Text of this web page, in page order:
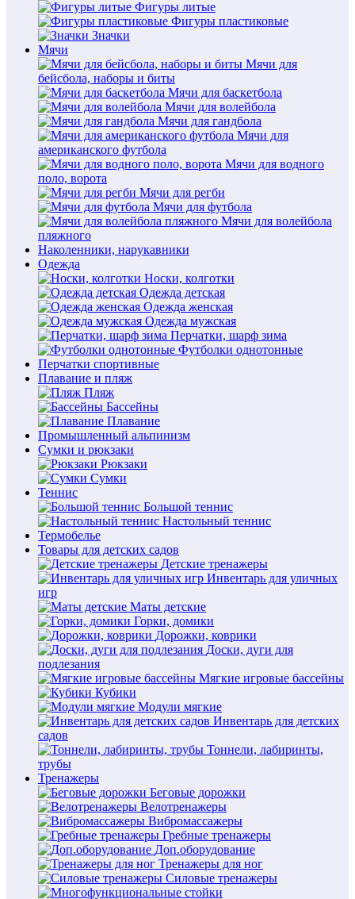
Фигуры литые
Фигуры пластиковые
Значки
Мячи
Мячи для
бейсбола, наборы и биты
Мячи для баскетбола
Мячи для волейбола
Мячи для гандбола
Мячи для
американского футбола
Мячи для водного
поло, ворота
Мячи для регби
Мячи для футбола
Мячи для волейбола
пляжного
Наколенники, нарукавники
Одежда
Носки, колготки
Одежда детская
Одежда женская
Одежда мужская
Перчатки, шарф зима
Футболки однотонные
Перчатки спортивные
Плавание и пляж
Пляж
Бассейны
Плавание
Промышленный альпинизм
Сумки и рюкзаки
Рюкзаки
Сумки
Теннис
Большой теннис
Настольный теннис
Термобелье
Товары для детских садов
Детские тренажеры
Инвентарь для уличных
игр
Маты детские
Горки, домики
Дорожки, коврики
Доски, дуги для
подлезания
Мягкие игровые бассейны
Кубики
Модули мягкие
Инвентарь для детских
садов
Тоннели, лабиринты,
трубы
Тренажеры
Беговые дорожки
Велотренажеры
Вибромассажеры
Гребные тренажеры
Доп.оборудование
Тренажеры для ног
Силовые тренажеры